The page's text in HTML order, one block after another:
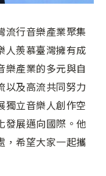
流行音樂產業聚集
人羨慕臺灣擁有成
樂產業的多元與自
以及高流共同努力
獨立音樂人創作空
發展邁向國際。他
，希望大家一起攜